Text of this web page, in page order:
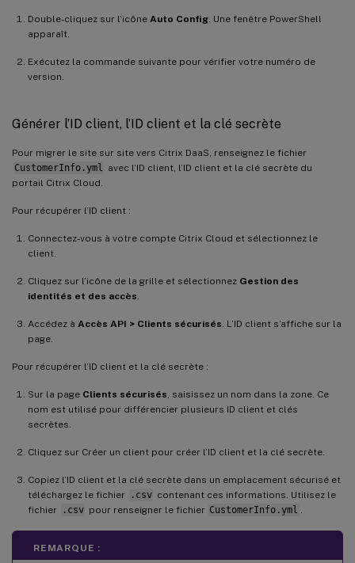
Double-cliquez sur l’icône Auto Config. Une fenêtre PowerShell
apparaît.
Exécutez la commande suivante pour vérifier votre numéro de
version.
Générer l’ID client, l’ID client et la clé secrète
Pour migrer le site sur site vers Citrix DaaS, renseignez le fichier
CustomerInfo.yml avec l’ID client, l’ID client et la clé secrète du
portail Citrix Cloud.
Pour récupérer l’ID client :
Connectez-vous à votre compte Citrix Cloud et sélectionnez le
client.
Cliquez sur l’icône de la grille et sélectionnez Gestion des
identités et des accès.
Accédez à Accès API > Clients sécurisés. L’ID client s’affiche sur la
page.
Pour récupérer l’ID client et la clé secrète :
Sur la page Clients sécurisés, saisissez un nom dans la zone. Ce
nom est utilisé pour différencier plusieurs ID client et clés
secrètes.
Cliquez sur Créer un client pour créer l’ID client et la clé secrète.
Copiez l’ID client et la clé secrète dans un emplacement sécurisé et
téléchargez le fichier
.csv contenant ces informations. Utilisez le
fichier
.csv pour renseigner le fichier CustomerInfo.yml .
REMARQUE :